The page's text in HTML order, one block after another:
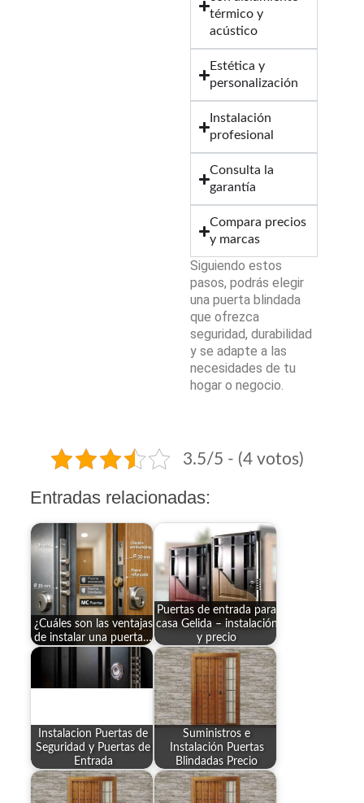
térmico y
acústico
Estética y
personalización
Instalación
profesional
Consulta la
garantía
Compara precios
y marcas
Siguiendo estos
pasos, podrás elegir
una puerta blindada
que ofrezca
seguridad, durabilidad
y se adapte a las
necesidades de tu
hogar o negocio.
3.5/5 - (4 votos)
Entradas relacionadas:
¿Cuáles son las ventajas
de instalar una puerta…
Puertas de entrada para
casa Gelida – instalación
y precio
Instalacion Puertas de
Seguridad y Puertas de
Entrada
Suministros e
Instalación Puertas
Blindadas Precio